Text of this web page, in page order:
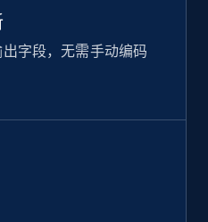
字段，无需手动编码